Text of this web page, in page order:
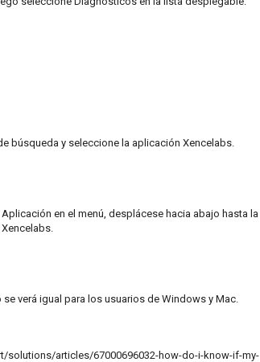
búsqueda y seleccione la aplicación Xencelabs.
en el menú, desplácese hacia abajo hasta la
verá igual para los usuarios de Windows y Mac.
articles/67000696032-how-do-i-know-if-my-